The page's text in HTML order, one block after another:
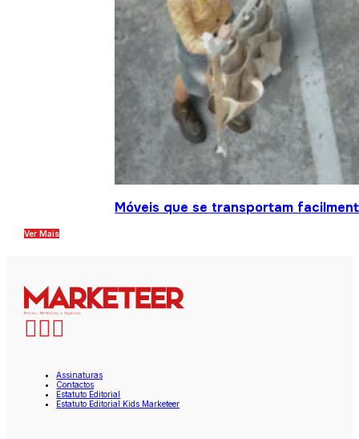
Móveis que se transportam
Ver Mais
Assinaturas
Contactos
Estatuto Editorial
Estatuto Editorial Kids Marketeer